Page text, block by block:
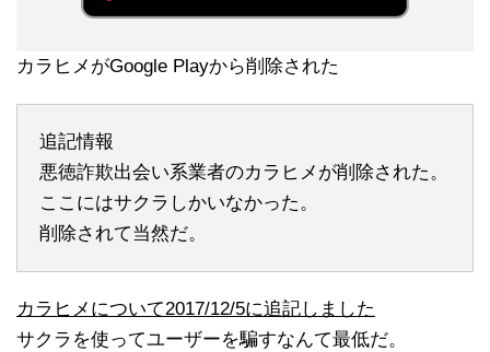
カラヒメがGoogle Playから削除された
追記情報
悪徳詐欺出会い系業者のカラヒメが削除された。
ここにはサクラしかいなかった。
削除されて当然だ。
カラヒメについて2017/12/5に追記しました
サクラを使ってユーザーを騙すなんて最低だ。